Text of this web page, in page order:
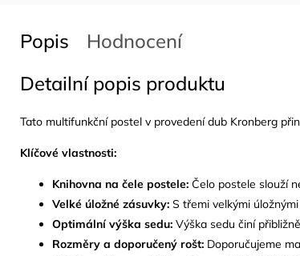
Popis
Hodnocení
Detailní popis produktu
Tato multifunkční postel v provedení dub Kronberg
Klíčové vlastnosti:
Knihovna na čele postele: Čelo postele slouží
Velké úložné zásuvky: S třemi velkými
Optimální výška sedu: Výška sedu činí
Rozměry a doporučený rošt: Doporučujeme